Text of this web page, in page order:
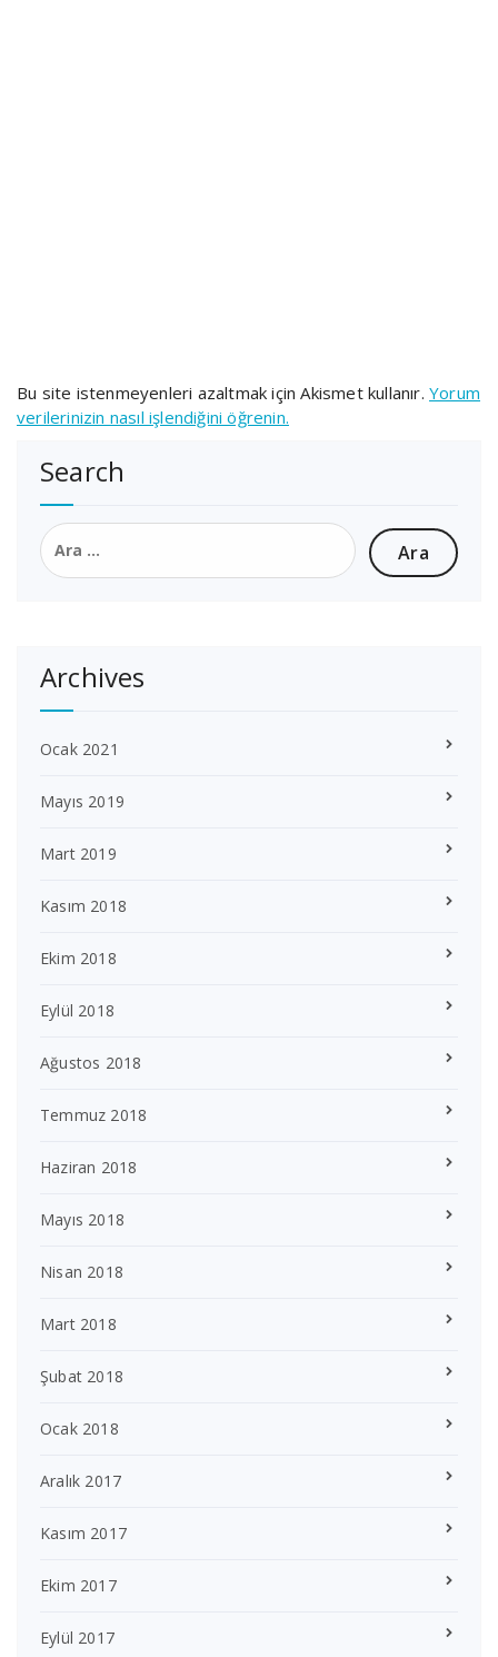
Bu site istenmeyenleri azaltmak için Akismet kullanır.Yorum
verilerinizin nasıl işlendiğini öğrenin.
Search
Arama:
Archives
Ocak 2021
Mayıs 2019
Mart 2019
Kasım 2018
Ekim 2018
Eylül 2018
Ağustos 2018
Temmuz 2018
Haziran 2018
Mayıs 2018
Nisan 2018
Mart 2018
Şubat 2018
Ocak 2018
Aralık 2017
Kasım 2017
Ekim 2017
Eylül 2017